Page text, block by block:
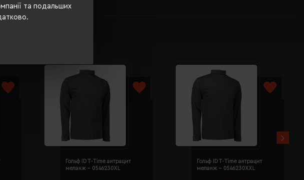
та подальших
Гольф ID T-Time антрацит
меланж - 0546230XL
Гольф ID T-Time антрацит
меланж - 0546230XXL